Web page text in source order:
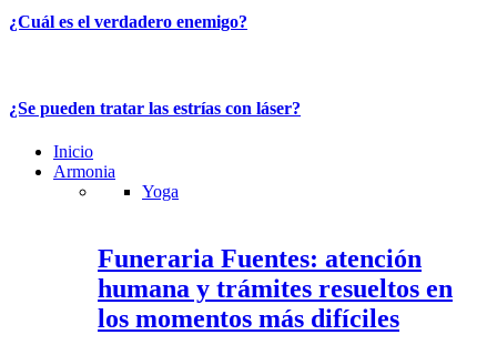
¿Cuál es el verdadero enemigo?
¿Se pueden tratar las estrías con láser?
Inicio
Armonia
Yoga
Funeraria Fuentes: atención
humana y trámites resueltos en
los momentos más difíciles